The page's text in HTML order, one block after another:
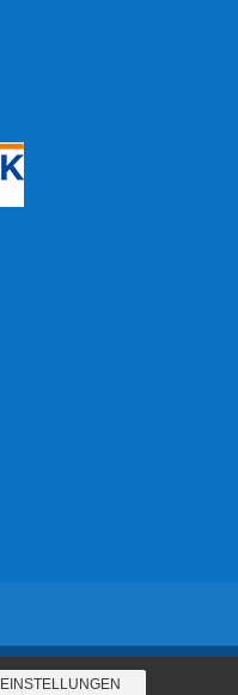
EINSTELLUNGEN